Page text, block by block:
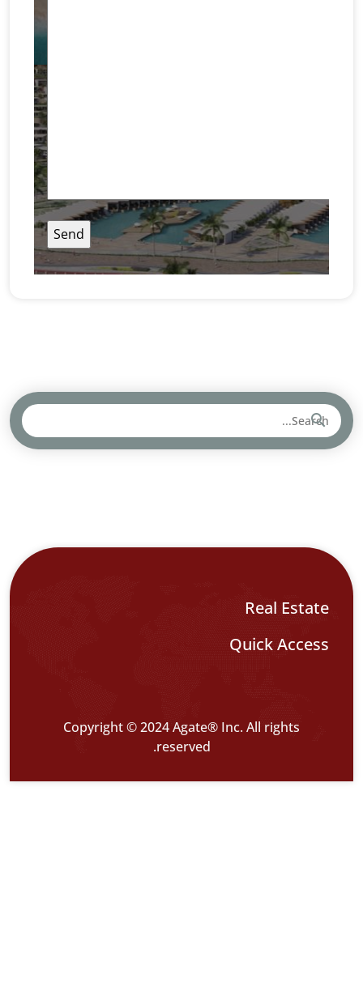
Real
Quick
Copyright © 2024 Agate® Inc. All rights
reserved.